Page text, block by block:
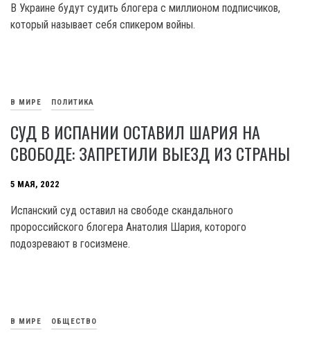
В Украине будут судить блогера с миллионом подписчиков,
который называет себя спикером войны.
В МИРЕ ПОЛИТИКА
СУД В ИСПАНИИ ОСТАВИЛ ШАРИЯ НА
СВОБОДЕ: ЗАПРЕТИЛИ ВЫЕЗД ИЗ СТРАНЫ
5 МАЯ, 2022
Испанский суд оставил на свободе скандального
пророссийского блогера Анатолия Шария, которого
подозревают в госизмене.
В МИРЕ ОБЩЕСТВО